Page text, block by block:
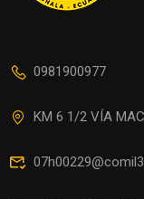
0981900977
KM 6 1/2 VÍA